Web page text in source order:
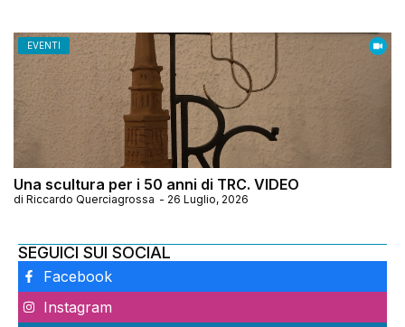
EVENTI
Una scultura per i 50 anni di TRC. VIDEO
di Riccardo Querciagrossa - 26 Luglio, 2026
SEGUICI SUI SOCIAL
Facebook
Instagram